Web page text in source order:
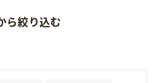
ら絞り込む